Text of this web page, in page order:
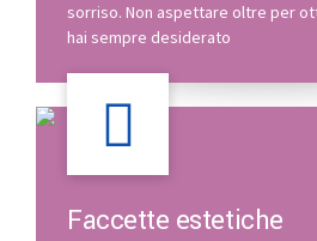
sorriso. Non aspettare oltre per
hai sempre desiderato
Faccette estetiche